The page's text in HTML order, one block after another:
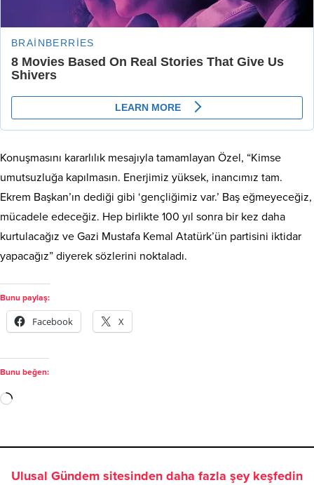
Konuşmasını kararlılık mesajıyla tamamlayan Özel, “Kimse
umutsuzluğa kapılmasın. Enerjimiz yüksek, inancımız tam.
Ekrem Başkan’ın dediği gibi ‘gençliğimiz var.’ Baş eğmeyeceğiz,
mücadele edeceğiz. Hep birlikte 100 yıl sonra bir kez daha
kurtulacağız ve Gazi Mustafa Kemal Atatürk’ün partisini iktidar
yapacağız” diyerek sözlerini noktaladı.
Bunu paylaş:
Facebook X
Bunu beğen:
Ulusal Gündem sitesinden daha fazla şey keşfedin